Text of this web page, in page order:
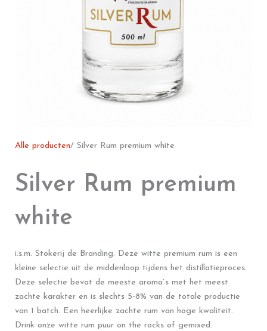
Alle producten/ Silver Rum premium white
Silver Rum premium
white
i.s.m. Stokerij de Branding. Deze witte premium rum is een
kleine selectie uit de middenloop tijdens het distillatieproces.
Deze selectie bevat de meeste aroma`s met het meest
zachte karakter en is slechts 5-8% van de totale productie
van 1 batch. Een heerlijke zachte rum van hoge kwaliteit.
Drink onze witte rum puur on the rocks of gemixed.